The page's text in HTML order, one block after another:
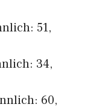
51,
34,
60,